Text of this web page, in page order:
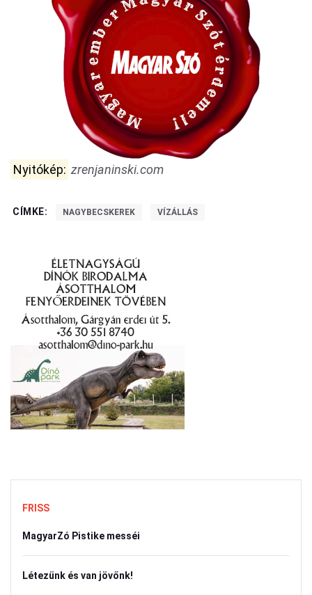
Nyitókép: zrenjaninski.com
CÍMKE: NAGYBECSKEREK VÍZÁLLÁS
FRISS
MagyarZó Pistike messéi
Létezünk és van jövőnk!